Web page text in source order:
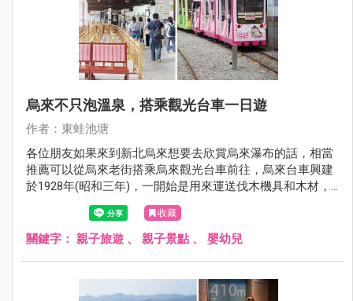
烏來不只泡溫泉，搭乘觀光台車一日遊
作者：東蛙池塘
各位朋友如果來到新北烏來想要去欣賞烏來瀑布的話，相當
推薦可以從烏來老街搭乘烏來觀光台車前往，烏來台車興建
於1928年(昭和三年)，一開始是用來運送伐木機具和木材，
1951年出現手推式載客台車，1964年擴建為雙軌，1974年將
台車動力機械化，「烏來觀光台車」正式誕生，我們可以從
烏來老街搭配烏來觀光台車前往烏來瀑布，單程票價是50
收藏
關鍵字： 親子旅遊 、 親子景點 、 嬰幼兒